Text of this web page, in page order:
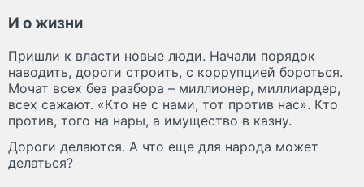
И о жизни
Пришли к власти новые люди. Начали порядок
наводить, дороги строить, с коррупцией бороться.
Мочат всех без разбора – миллионер, миллиардер,
всех сажают. «Кто не с нами, тот против нас». Кто
против, того на нары, а имущество в казну.
Дороги делаются. А что еще для народа может
делаться?